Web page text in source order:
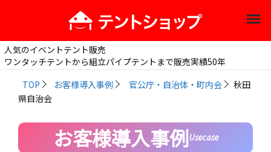
人気のイベントテント販売
ワンタッチテントから組立パイプテントまで販売実績50年
TOP
お客様導入事例 官公庁・自治体・町内会
秋田
県自治会
お客様導入事例Usecase